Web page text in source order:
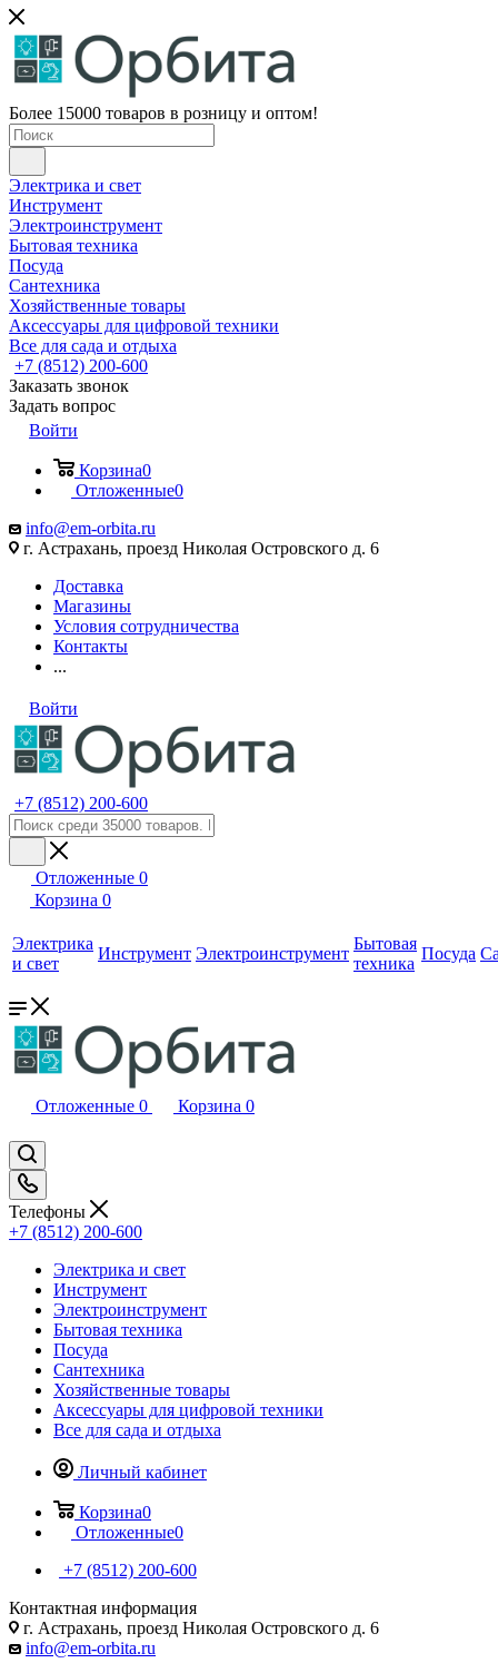
Более 15000 товаров в розницу и оптом!
Электрика и свет
Инструмент
Электроинструмент
Бытовая техника
Посуда
Сантехника
Хозяйственные товары
Аксессуары для цифровой техники
Все для сада и отдыха
+7 (8512) 200-600
Заказать звонок
Задать вопрос
Войти
Корзина0
Отложенные0
info@em-orbita.ru
г. Астрахань, проезд Николая Островского д. 6
Доставка
Магазины
Условия сотрудничества
Контакты
...
Войти
+7 (8512) 200-600
Отложенные 0
Корзина 0
Электрика
и свет
Инструмент Электроинструмент
Бытовая
техника
Посуда
Отложенные 0 Корзина 0
Телефоны
+7 (8512) 200-600
Электрика и свет
Инструмент
Электроинструмент
Бытовая техника
Посуда
Сантехника
Хозяйственные товары
Аксессуары для цифровой техники
Все для сада и отдыха
Личный кабинет
Корзина0
Отложенные0
+7 (8512) 200-600
Контактная информация
г. Астрахань, проезд Николая Островского д. 6
info@em-orbita.ru